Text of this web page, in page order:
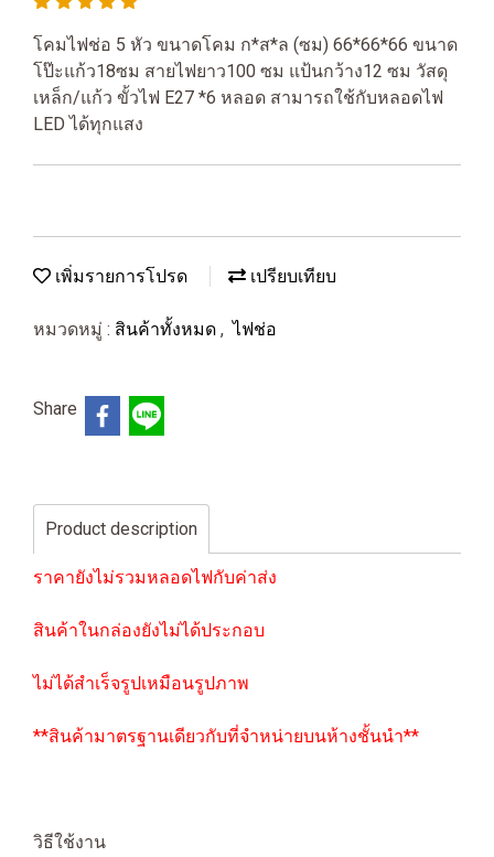
โคมไฟช่อ 5 หัว ขนาดโคม ก*ส*ล (ซม) 66*66*66 ขนาด
โป๊ะแก้ว18ซม สายไฟยาว100 ซม แป้นกว้าง12 ซม วัสดุ
เหล็ก/แก้ว ขั้วไฟ E27 *6 หลอด สามารถใช้กับหลอดไฟ
LED ได้ทุกแสง
เพิ่มรายการโปรด เปรียบเทียบ
หมวดหมู่ : สินค้าทั้งหมด , ไฟช่อ
Share
Product description
ราคายังไม่รวมหลอดไฟกับค่าส่ง
สินค้าในกล่องยังไม่ได้ประกอบ
ไม่ได้สำเร็จรูปเหมือนรูปภาพ
**สินค้ามาตรฐานเดียวกับที่จำหน่ายบนห้างชั้นนำ**
วิธีใช้งาน